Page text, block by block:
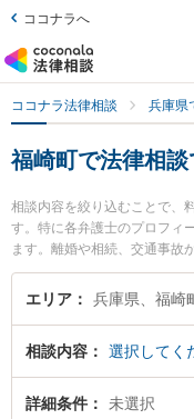
ココナラへ
ココナラ法律相談 兵庫県
福崎町で法律相
相談内容を絞り込むことで、
す。特に各弁護士のプロフィ
ます。離婚や相続、交通事故
く取り扱う弁護士が多数。こ
い。福崎町で土日や夜間に発
る福崎町内の弁護士に相談予
です。
エリア 兵庫県、福崎
相談内容 選択してく
詳細条件 未選択